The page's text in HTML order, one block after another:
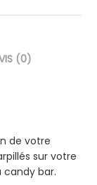
(0)
de votre
sur votre
bar.